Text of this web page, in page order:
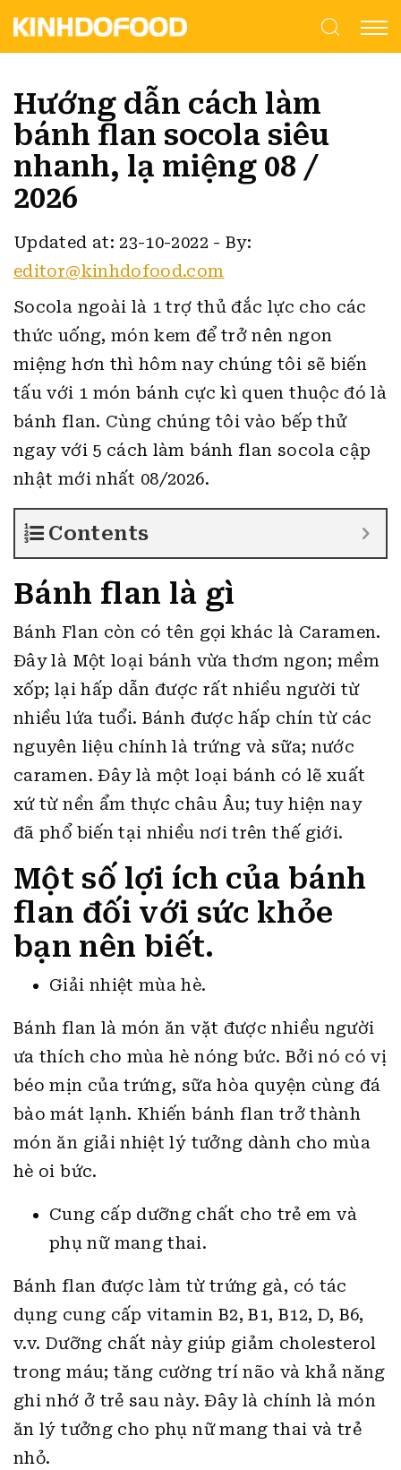
Hướng dẫn cách làm
bánh flan socola siêu
nhanh, lạ miệng 08 /
2026
Updated at: 23-10-2022 -By:
editor@kinhdofood.com
Socola ngoài là 1 trợ thủ đắc lực cho các
thức uống, món kem để trở nên ngon
miệng hơn thì hôm nay chúng tôi sẽ biến
tấu với 1 món bánh cực kì quen thuộc đó là
bánh flan. Cùng chúng tôi vào bếp thử
ngay với 5 cách làm bánh flan socola cập
nhật mới nhất 08/2026.
Contents
Bánh flan là gì
Bánh Flan còn có tên gọi khác là Caramen.
Đây là Một loại bánh vừa thơm ngon; mềm
xốp; lại hấp dẫn được rất nhiều người từ
nhiều lứa tuổi. Bánh được hấp chín từ các
nguyên liệu chính là trứng và sữa; nước
caramen. Đây là một loại bánh có lẽ xuất
xứ từ nền ẩm thực châu Âu; tuy hiện nay
đã phổ biến tại nhiều nơi trên thế giới.
Một số lợi ích của bánh
flan đối với sức khỏe
bạn nên biết.
Giải nhiệt mùa hè.
Bánh flan là món ăn vặt được nhiều người
ưa thích cho mùa hè nóng bức. Bởi nó có vị
béo mịn của trứng, sữa hòa quyện cùng đá
bào mát lạnh. Khiến bánh flan trở thành
món ăn giải nhiệt lý tưởng dành cho mùa
hè oi bức.
Cung cấp dưỡng chất cho trẻ em và
phụ nữ mang thai.
Bánh flan được làm từ trứng gà, có tác
dụng cung cấp vitamin B2, B1, B12, D, B6,
v.v. Dưỡng chất này giúp giảm cholesterol
trong máu; tăng cường trí não và khả năng
ghi nhớ ở trẻ sau này. Đây là chính là món
ăn lý tưởng cho phụ nữ mang thai và trẻ
nhỏ.